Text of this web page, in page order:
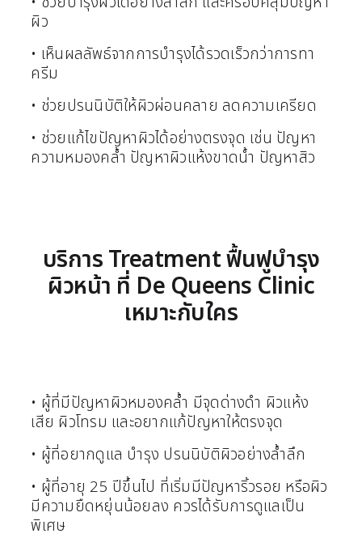
ผิว
• เห็นผลลัพธ์จากการบำรุงได้รวดเร็วกว่าการทา
ครีม
• ช่วยปรนนิบัติให้ผิวผ่อนคลาย ลดความเครียด
• ช่วยแก้ไขปัญหาผิวได้อย่างตรงจุด เช่น ปัญหา
ความหมองคล้ำ ปัญหาผิวแห้งขาดน้ำ ปัญหาสิว
บริการ Treatment ฟื้นฟูบำรุง
ผิวหน้า ที่ De Queens Clinic
เหมาะกับใคร
• ผู้ที่มีปัญหาผิวหมองคล้ำ มีจุดด่างดำ ผิวแห้ง
เสีย ผิวโทรม และอยากแก้ปัญหาให้ตรงจุด
• ผู้ที่อยากดูแล บำรุง ปรนนิบัติผิวอย่างล้ำลึก
• ผู้ที่อายุ 25 ปีขึ้นไป ที่เริ่มมีปัญหาริ้วรอย หรือผิว
มีความยืดหยุ่นน้อยลง ควรได้รับการดูแลเป็น
พิเศษ